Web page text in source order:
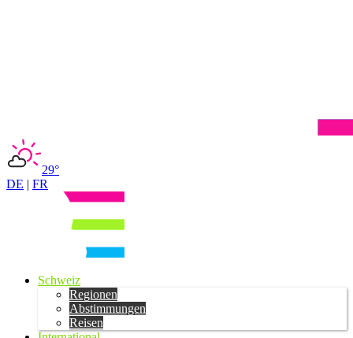
29°
DE | FR
Schweiz
Regionen
Abstimmungen
Reisen